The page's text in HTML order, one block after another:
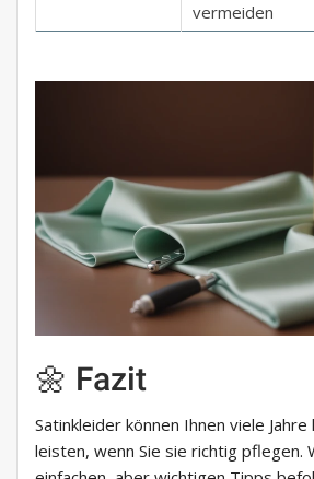
vermeiden
🌼 Fazit
Satinkleider können Ihnen viele
leisten, wenn Sie sie richtig pflegen.